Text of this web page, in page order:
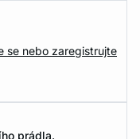
se nebo zaregistrujte
prádla.